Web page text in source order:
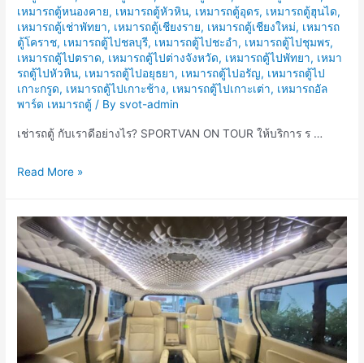
เหมารถตู้หนองคาย, เหมารถตู้หัวหิน, เหมารถตู้อุดร, เหมารถตู้ฮุนได,
เหมารถตู้เช่าพัทยา, เหมารถตู้เชียงราย, เหมารถตู้เชียงใหม่, เหมารถ
ตู้โคราช, เหมารถตู้ไปชลบุรี, เหมารถตู้ไปชะอำ, เหมารถตู้ไปชุมพร,
เหมารถตู้ไปตราด, เหมารถตู้ไปต่างจังหวัด, เหมารถตู้ไปพัทยา, เหมา
รถตู้ไปหัวหิน, เหมารถตู้ไปอยุธยา, เหมารถตู้ไปอรัญ, เหมารถตู้ไป
เกาะกรูด, เหมารถตู้ไปเกาะช้าง, เหมารถตู้ไปเกาะเต่า, เหมารถอัล
พาร์ด เหมารถตู้ / Bysvot-admin
เช่ารถตู้ กับเราดีอย่างไร? SPORTVAN ON TOUR ให้บริการ ร …
เช่า
กับ
เรา
ดี
อย่างไร?
Read More »